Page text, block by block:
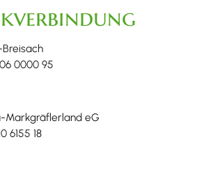
0000 95
Markgräflerland eG
6155 18